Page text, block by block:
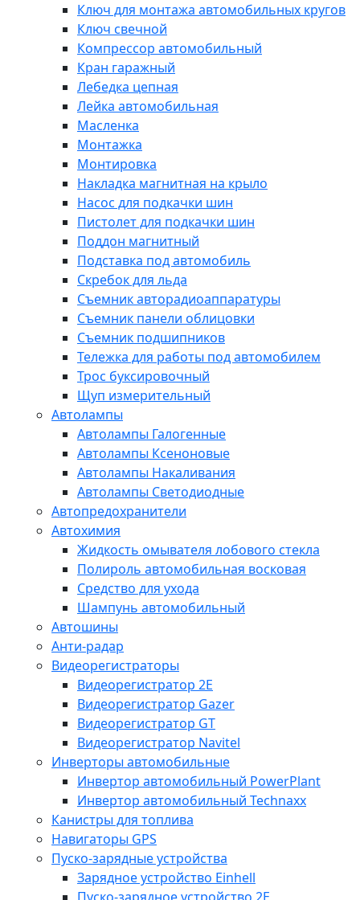
Ключ для монтажа автомобильных кругов
Ключ свечной
Компрессор автомобильный
Кран гаражный
Лебедка цепная
Лейка автомобильная
Масленка
Монтажка
Монтировка
Накладка магнитная на крыло
Насос для подкачки шин
Пистолет для подкачки шин
Поддон магнитный
Подставка под автомобиль
Скребок для льда
Съемник авторадиоаппаратуры
Съемник панели облицовки
Съемник подшипников
Тележка для работы под автомобилем
Трос буксировочный
Щуп измерительный
Автолампы
Автолампы Галогенные
Автолампы Ксеноновые
Автолампы Накаливания
Автолампы Светодиодные
Автопредохранители
Автохимия
Жидкость омывателя лобового стекла
Полироль автомобильная восковая
Средство для ухода
Шампунь автомобильный
Автошины
Анти-радар
Видеорегистраторы
Видеорегистратор 2E
Видеорегистратор Gazer
Видеорегистратор GT
Видеорегистратор Navitel
Инверторы автомобильные
Инвертор автомобильный PowerPlant
Инвертор автомобильный Technaxx
Канистры для топлива
Навигаторы GPS
Пуско-зарядные устройства
Зарядное устройство Einhell